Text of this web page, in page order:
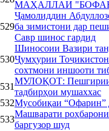
МАҲАЛЛАИ
529
Ҷамолиддин
ба зимистони дар
Савр шинос гардид
530
Шиносоии Вазири
Ҷумҳурии
сохтмони иншооти
531
МУЛОҚОТ: Пешгирии
тадбирҳои мушаххас
532Мусобиқаи “Офарин”
533
Машварати
баргузор шуд